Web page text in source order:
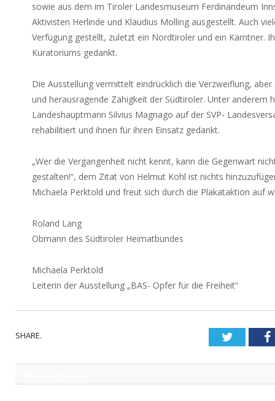
sowie aus dem im Tiroler Landesmuseum Ferdinandeum
Aktivisten Herlinde und Klaudius Molling ausgestellt. Auch
Verfügung gestellt, zuletzt ein Nordtiroler und ein Kärntner.
Kuratoriums gedankt.
Die Ausstellung vermittelt eindrücklich die Verzweiflung,
und herausragende Zähigkeit der Südtiroler. Unter anderem
Landeshauptmann Silvius Magnago auf der SVP-
rehabilitiert und ihnen für ihren Einsatz gedankt.
„Wer die Vergangenheit nicht kennt, kann die Gegenwart
gestalten!“, dem Zitat von Helmut Kohl ist nichts
Michaela Perktold und freut sich durch die Plakataktion auf
Roland Lang
Obmann des Südtiroler Heimatbundes
Michaela Perktold
Leiterin der Ausstellung „BAS- Opfer für die Freiheit“
SHARE. Twitter